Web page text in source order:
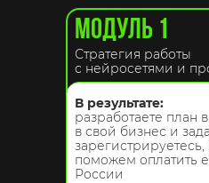
МОДУЛЬ 1
В результате:
разработаете план
в свой бизнес и
зарегистрируетесь,
поможем оплатить
России
Стратегия работы
с нейросетями и